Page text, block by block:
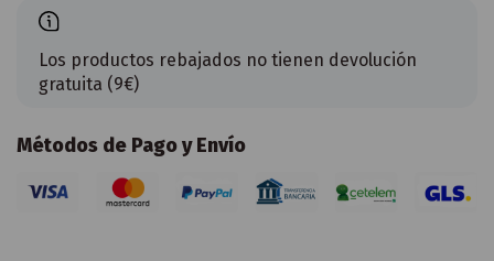
Los productos rebajados no tienen devolución
gratuita (9€)
Métodos de Pago y Envío